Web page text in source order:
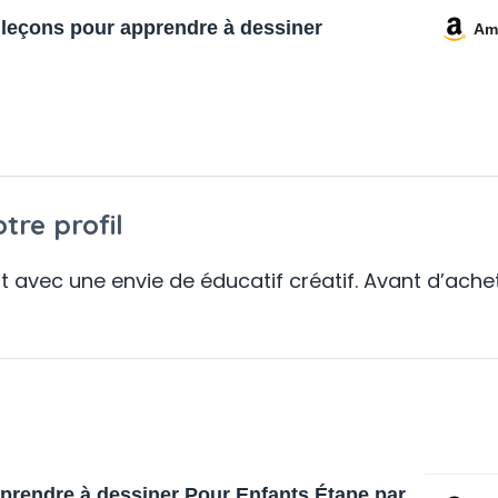
pour apprendre à dessiner
profil
une envie de éducatif créatif. Avant